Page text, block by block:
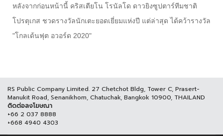
หลังจากก่อนหน้านี้ คริสเตียโน โรนัลโด ดาวยิงซูปตาร์ทีมชาติ
โปรตุเกส ชวดรางวัลนักเตะยอดเยี่ยมแห่งปี แต่ล่าสุด ได้คว้ารางวัล
"โกลเด้นฟุต อวอร์ด 2020"
RS Public Company Limited. 27 Chetchot Bldg, Tower C, Prasert-
Manukit Road, Senanikhom, Chatuchak, Bangkok 10900, THAILAND
ติดต่อลงโฆษณา
+66 2 037 8888
+668 4940 4303